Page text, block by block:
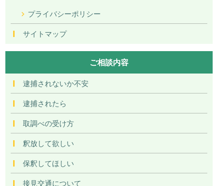
プライバシーポリシー
サイトマップ
ご相談内容
逮捕されないか不安
逮捕されたら
取調べの受け方
釈放して欲しい
保釈してほしい
接見交通について